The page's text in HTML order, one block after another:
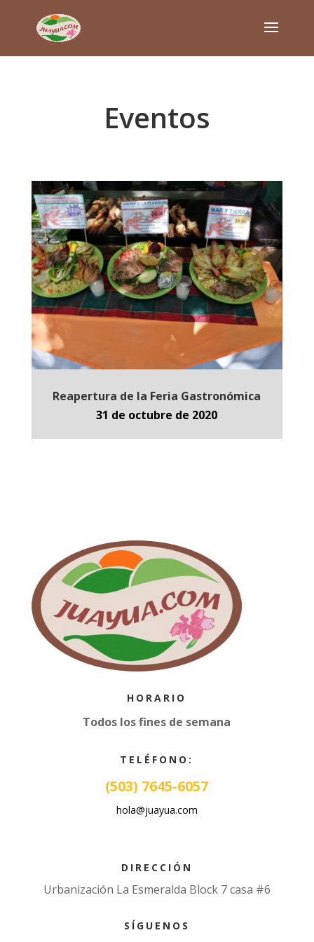
Eventos
Reapertura de la Feria Gastronómica
31 de octubre de 2020
HORARIO
Todos los fines de semana
TELÉFONO:
(503) 7645-6057
hola@juayua.com
DIRECCIÓN
Urbanización La Esmeralda Block 7 casa #6
SÍGUENOS